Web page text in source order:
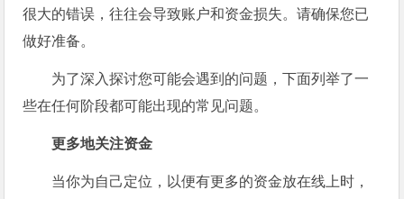
很大的错误，往往会导致账户和资金损失。请确保您已
做好准备。
为了深入探讨您可能会遇到的问题，下面列举了一
些在任何阶段都可能出现的常见问题。
更多地关注资金
当你为自己定位，以便有更多的资金放在线上时，